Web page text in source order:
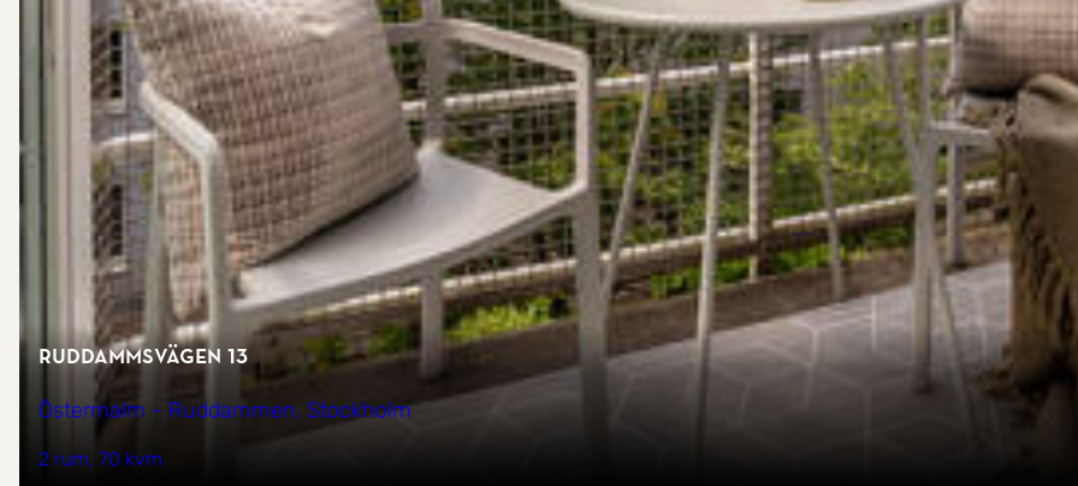
Ruddammsvägen 13
Östermalm - Ruddammen, Stockholm
2 rum 70 kvm